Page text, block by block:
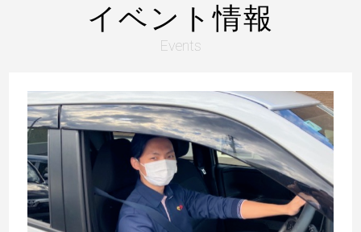
イベント情報
Events